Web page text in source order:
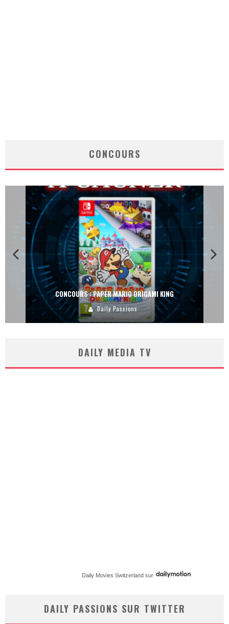
CONCOURS
CONCOURS : PAPER MARIO ORIGAMI KING
Daily Passions
DAILY MEDIA TV
Daily Movies Switzerland sur
DAILY PASSIONS SUR TWITTER